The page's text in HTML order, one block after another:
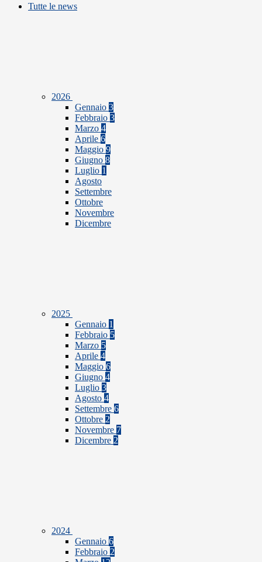
Tutte le news
2026
Gennaio 3
Febbraio 3
Marzo 4
Aprile 6
Maggio 9
Giugno 8
Luglio 1
Agosto
Settembre
Ottobre
Novembre
Dicembre
2025
Gennaio 1
Febbraio 5
Marzo 5
Aprile 4
Maggio 6
Giugno 4
Luglio 3
Agosto 4
Settembre 6
Ottobre 2
Novembre 7
Dicembre 2
2024
Gennaio 6
Febbraio 2